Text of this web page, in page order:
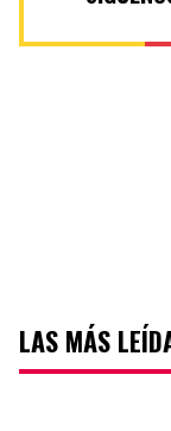
LAS MÁS